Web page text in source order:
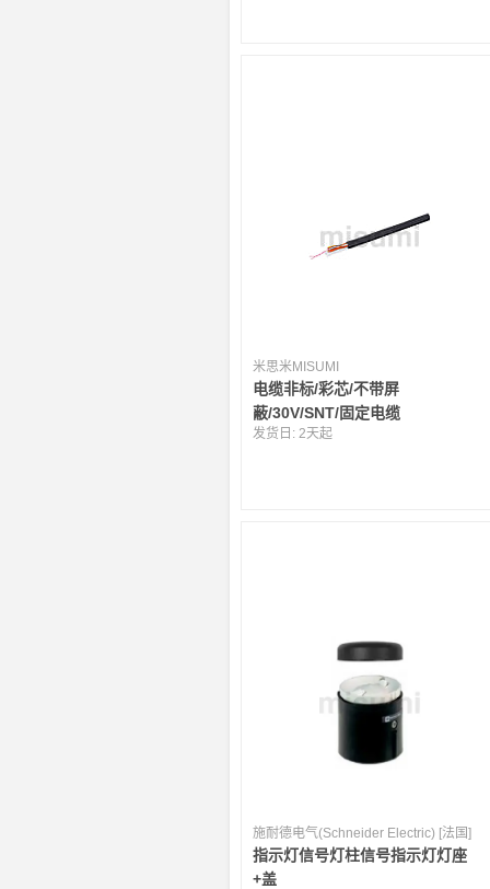
米思米MISUMI
电缆非标/彩芯/不带屏
蔽/30V/SNT/固定电缆
发货日:2天起
施耐德电气(Schneider Electric) [法国]
指示灯信号灯柱信号指示灯灯座
+盖